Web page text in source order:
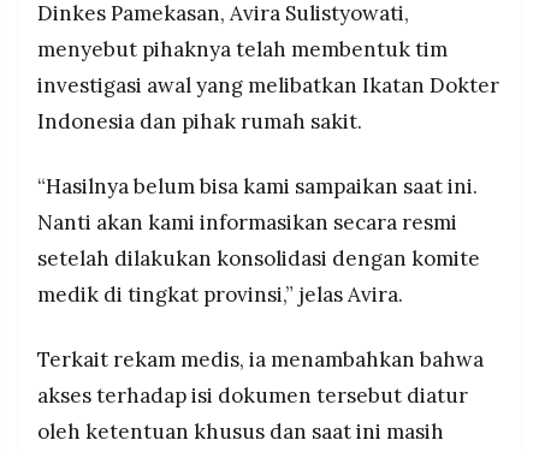
Dinkes Pamekasan, Avira Sulistyowati,
menyebut pihaknya telah membentuk tim
investigasi awal yang melibatkan Ikatan Dokter
Indonesia dan pihak rumah sakit.
“Hasilnya belum bisa kami sampaikan saat ini.
Nanti akan kami informasikan secara resmi
setelah dilakukan konsolidasi dengan komite
medik di tingkat provinsi,” jelas Avira.
Terkait rekam medis, ia menambahkan bahwa
akses terhadap isi dokumen tersebut diatur
oleh ketentuan khusus dan saat ini masih